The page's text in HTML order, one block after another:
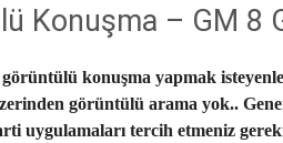
Konuşma – GM 8
konuşma yapmak
görüntülü arama yok..
uygulamaları tercih etmeniz